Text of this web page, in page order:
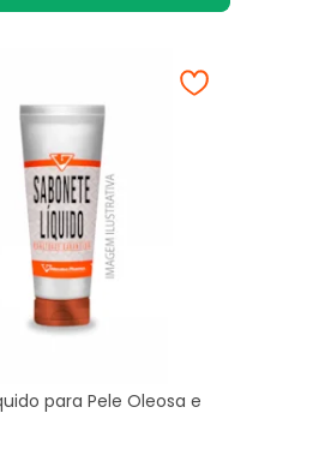
para Pele Oleosa e